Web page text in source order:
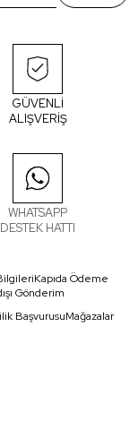
GÜVENLİ
ALIŞVERİŞ
WHATSAPP
DESTEK HATTI
Kapıda Ödeme
Gönderim
BaşvurusuMağazalar